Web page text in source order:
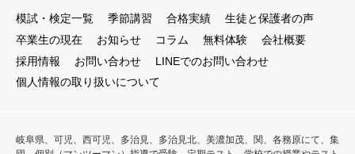
模試・検定一覧 季節講習 合格実績
生徒と保護者の声
卒業生の現在
お知らせ コラム 無料体験
会社概要
採用情報
お問い合わせ
LINEでのお問い合わせ
個人情報の取り扱いについて
岐阜県、可児、西可児、多治見、多治見北、美濃加茂、関、各務原にて、集